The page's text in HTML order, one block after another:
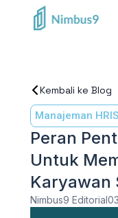
Kembali ke Blog
Manajeman HRIS
Peran
Untuk
Karyawan
Nimbus9 Editorial